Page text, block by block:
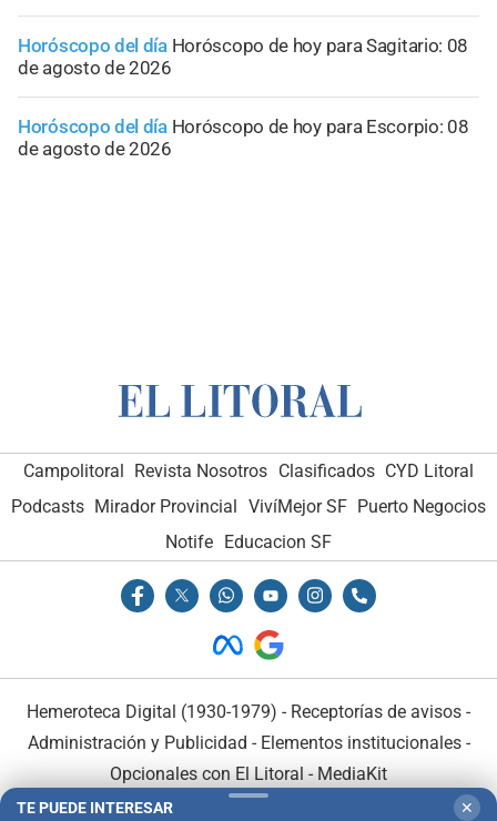
Horóscopo del día Horóscopo de hoy para Sagitario: 08
de agosto de 2026
Horóscopo del día Horóscopo de hoy para Escorpio: 08
de agosto de 2026
Campolitoral Revista Nosotros Clasificados CYD Litoral
Podcasts Mirador Provincial VivíMejor SF Puerto Negocios
Notife Educacion SF
Hemeroteca Digital (1930-1979) - Receptorías de avisos -
Administración y Publicidad - Elementos institucionales-
Opcionales con El Litoral - MediaKit
TE PUEDE INTERESAR ✕